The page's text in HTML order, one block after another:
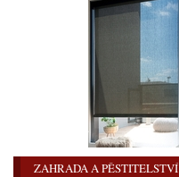
ZAHRADA A PĚSTITELSTVÍ